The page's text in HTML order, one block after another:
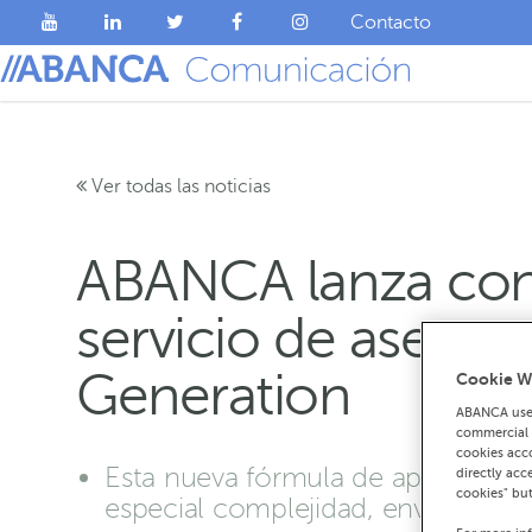
Contacto
Ver todas las noticias
ABANCA lanza
servicio de
Generation
Esta nueva fórmula de apoyo al
especial complejidad,
Cookie
ABANCA
cookies
directly
cookies"